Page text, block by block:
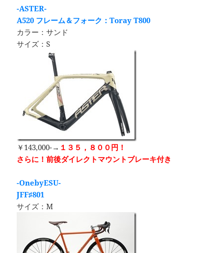
-ASTER-
A520 フレーム＆フォーク：Toray T800
カラー：サンド
サイズ：S
￥143,000-→ １３５，８００円！
さらに！前後ダイレクトマウントブレーキ付き
-OnebyESU-
JFF♯801
サイズ：M